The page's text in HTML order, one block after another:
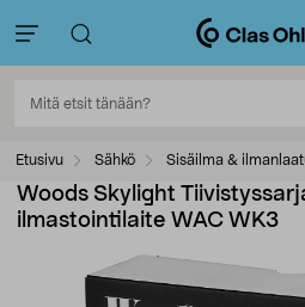
Etusivu Sähkö Sisäilma &
Woods Skylight
ilmastointilaite WAC WK3